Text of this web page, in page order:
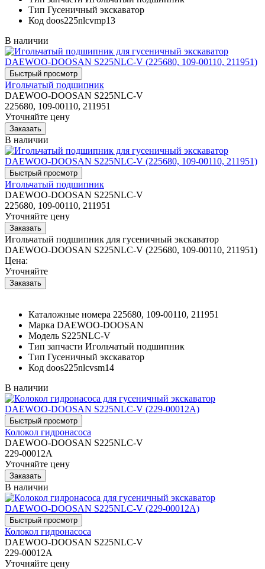
Тип Гусеничный экскаватор
Код doos225nlcvmp13
В наличии
Игольчатый подшипник
DAEWOO-DOOSAN S225NLC-V
225680, 109-00110, 211951
Уточняйте цену
В наличии
Игольчатый подшипник
DAEWOO-DOOSAN S225NLC-V
225680, 109-00110, 211951
Уточняйте цену
Игольчатый подшипник для гусеничный экскаватор
DAEWOO-DOOSAN S225NLC-V (225680, 109-00110, 211951)
Цена:
Уточняйте
Каталожные номера 225680, 109-00110, 211951
Марка DAEWOO-DOOSAN
Модель S225NLC-V
Тип запчасти Игольчатый подшипник
Тип Гусеничный экскаватор
Код doos225nlcvsm14
В наличии
Колокол гидронасоса
DAEWOO-DOOSAN S225NLC-V
229-00012A
Уточняйте цену
В наличии
Колокол гидронасоса
DAEWOO-DOOSAN S225NLC-V
229-00012A
Уточняйте цену